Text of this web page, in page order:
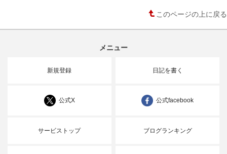
このページの上に戻る
メニュー
新規登録 日記を書く
公式X 公式facebook
サービストップ ブログランキング